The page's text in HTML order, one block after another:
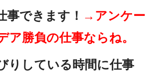
事できます！ →アンケー
ア勝負の仕事ならね。
りしている時間に仕事